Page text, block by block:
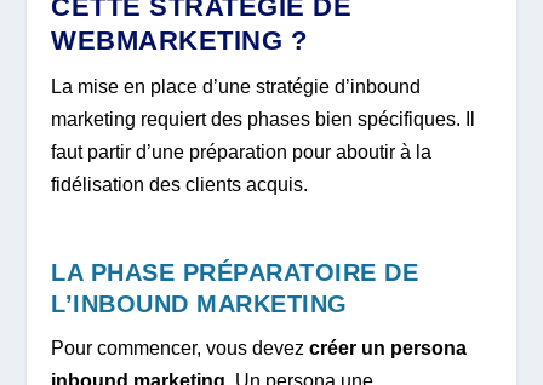
CETTE STRATÉGIE DE
WEBMARKETING ?
La mise en place d’une stratégie d’inbound
marketing requiert des phases bien spécifiques. Il
faut partir d’une préparation pour aboutir à la
fidélisation des clients acquis.
LA PHASE PRÉPARATOIRE DE
L’INBOUND MARKETING
Pour commencer, vous devezcréer un persona
inbound marketing . Un persona une